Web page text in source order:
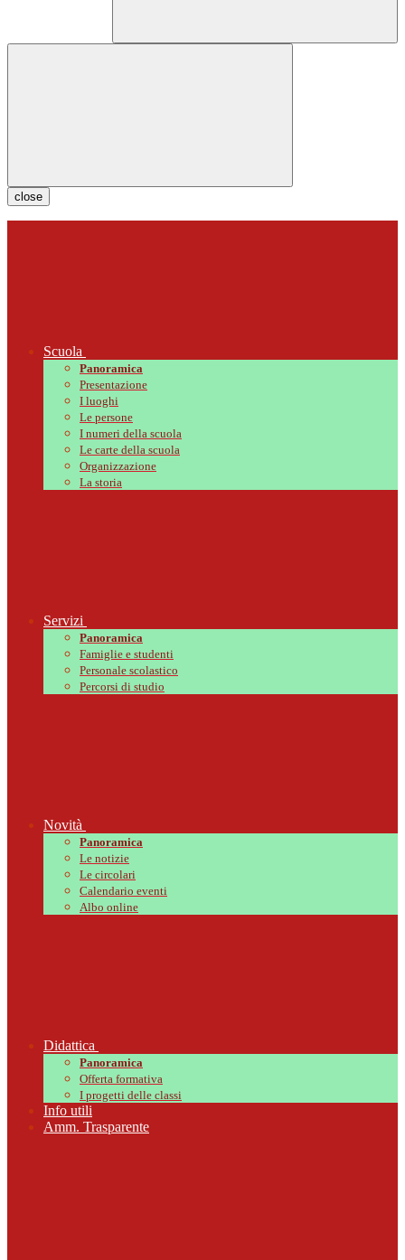
close
Scuola
Panoramica
Presentazione
I luoghi
Le persone
I numeri della scuola
Le carte della scuola
Organizzazione
La storia
Servizi
Panoramica
Famiglie e studenti
Personale scolastico
Percorsi di studio
Novità
Panoramica
Le notizie
Le circolari
Calendario eventi
Albo online
Didattica
Panoramica
Offerta formativa
I progetti delle classi
Info utili
Amm. Trasparente